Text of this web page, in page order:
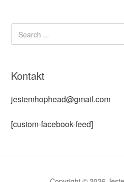
Kontakt
jestemhophead@gmail.com
[custom-facebook-feed]